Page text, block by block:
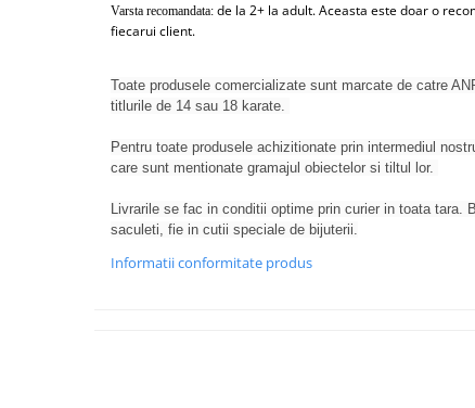
Varsta recomandata: de la 2+ la adult. Aceasta este doar o
fiecarui client.
Toate produsele comercializate sunt marcate de catre
titlurile de 14 sau 18 karate.
Pentru toate produsele achizitionate prin intermediul
care sunt mentionate gramajul obiectelor si tiltul lor.
Livrarile se fac in conditii optime prin curier in toata tara.
saculeti, fie in cutii speciale de bijuterii.
Informatii conformitate produs